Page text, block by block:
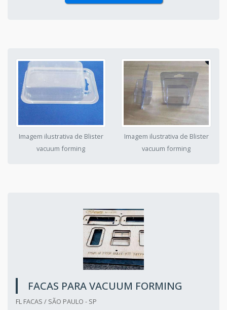
Imagem ilustrativa de Blister
vacuum forming
Imagem ilustrativa de Blister
vacuum forming
FACAS PARA VACUUM FORMING
FL FACAS / SÃO PAULO - SP